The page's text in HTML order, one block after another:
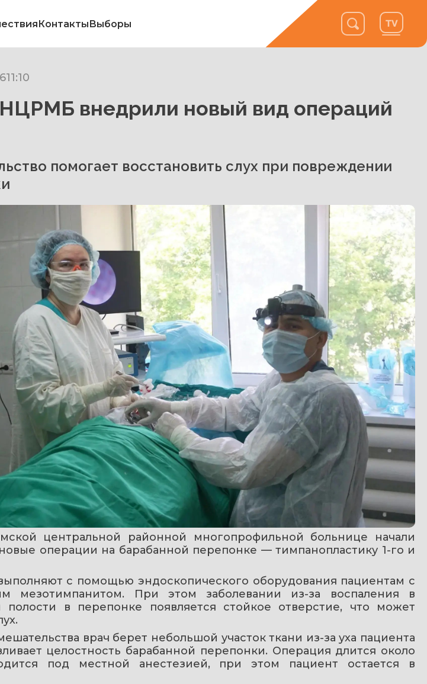
КонтактыВыборы
11:10
внедрили новый вид операций
помогает восстановить слух при повреждении
центральной районной многопрофильной больнице начали
операции на барабанной перепонке — тимпанопластику 1-го и
с помощью эндоскопического оборудования пациентам с
мезотимпанитом. При этом заболевании из-за воспаления в
полости в перепонке появляется стойкое отверстие, что может
врач берет небольшой участок ткани из-за уха пациента
целостность барабанной перепонки. Операция длится около
под местной анестезией, при этом пациент остается в